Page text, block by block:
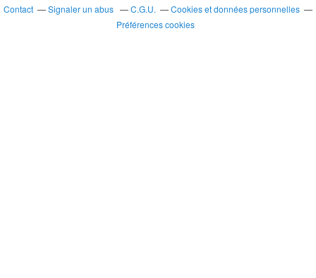
Contact
Signaler un abus C.G.U.
Cookies et données personnelles
Préférences cookies